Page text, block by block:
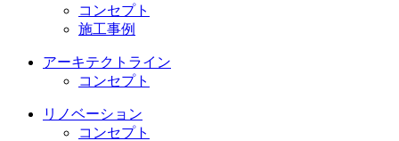
コンセプト
施工事例
アーキテクトライン
コンセプト
リノベーション
コンセプト